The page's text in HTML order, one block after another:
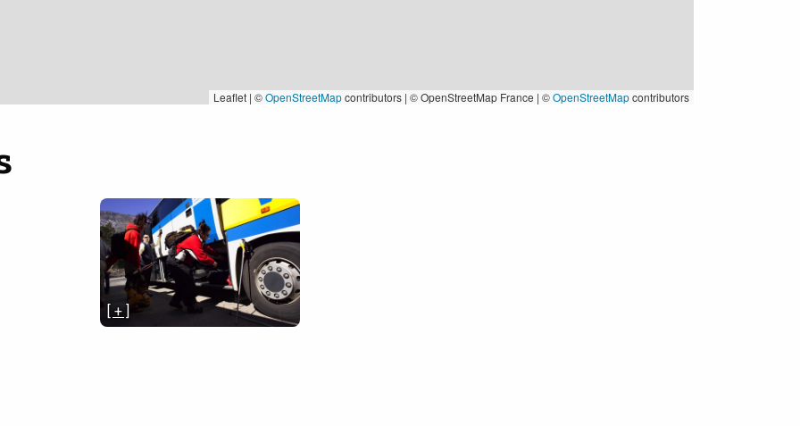
Leaflet | ©OpenStreetMapcontributors | © OpenStreetMap France | ©OpenStreetMapcontributors
[ + ]